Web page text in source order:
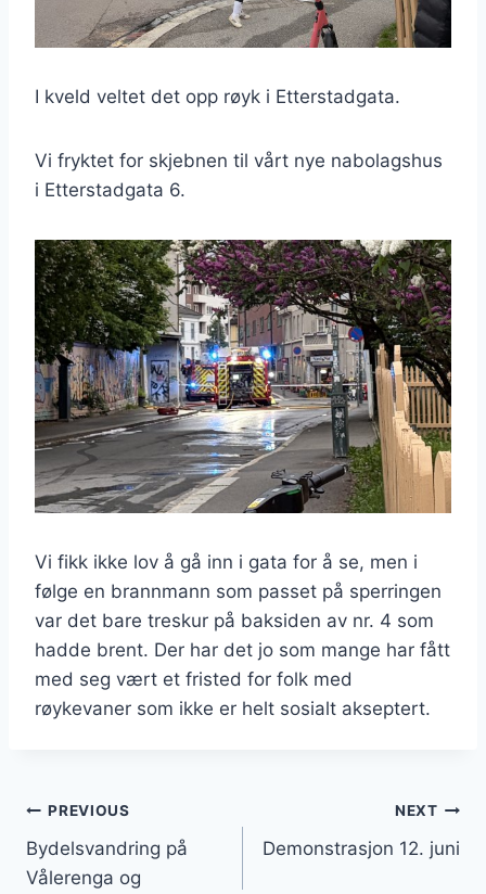
I kveld veltet det opp røyk i Etterstadgata.
Vi fryktet for skjebnen til vårt nye nabolagshus
i Etterstadgata 6.
Vi fikk ikke lov å gå inn i gata for å se, men i
følge en brannmann som passet på sperringen
var det bare treskur på baksiden av nr. 4 som
hadde brent. Der har det jo som mange har fått
med seg vært et fristed for folk med
røykevaner som ikke er helt sosialt akseptert.
Innleggsnavigasjon
PREVIOUS
Bydelsvandring på
Vålerenga og
NEXT
Demonstrasjon 12. juni